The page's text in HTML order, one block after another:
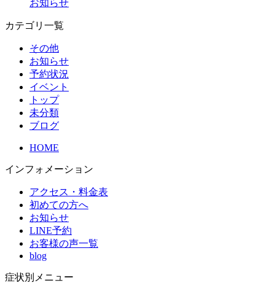
お知らせ
カテゴリ一覧
その他
お知らせ
予約状況
イベント
トップ
未分類
ブログ
HOME
インフォメーション
アクセス・料金表
初めての方へ
お知らせ
LINE予約
お客様の声一覧
blog
症状別メニュー